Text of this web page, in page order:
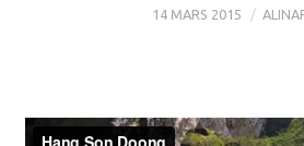
14 MARS 2015